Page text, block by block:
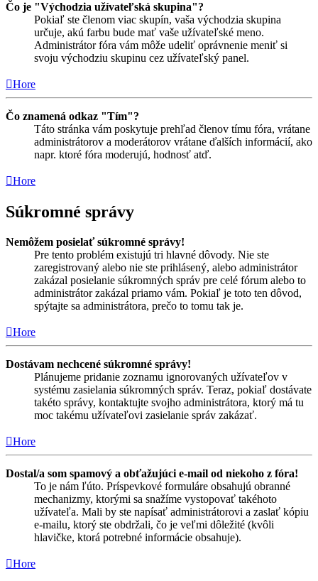
Čo je "Východzia užívateľská skupina"?
Pokiaľ ste členom viac skupín, vaša východzia skupina
určuje, akú farbu bude mať vaše užívateľské meno.
Administrátor fóra vám môže udeliť oprávnenie meniť si
svoju východziu skupinu cez užívateľský panel.
Hore
Čo znamená odkaz "Tím"?
Táto stránka vám poskytuje prehľad členov tímu fóra, vrátane
administrátorov a moderátorov vrátane ďalších informácií, ako
napr. ktoré fóra moderujú, hodnosť atď.
Hore
Súkromné správy
Nemôžem posielať súkromné správy!
Pre tento problém existujú tri hlavné dôvody. Nie ste
zaregistrovaný alebo nie ste prihlásený, alebo administrátor
zakázal posielanie súkromných správ pre celé fórum alebo to
administrátor zakázal priamo vám. Pokiaľ je toto ten dôvod,
spýtajte sa administrátora, prečo to tomu tak je.
Hore
Dostávam nechcené súkromné správy!
Plánujeme pridanie zoznamu ignorovaných užívateľov v
systému zasielania súkromných správ. Teraz, pokiaľ dostávate
takéto správy, kontaktujte svojho administrátora, ktorý má tu
moc takému užívateľovi zasielanie správ zakázať.
Hore
Dostal/a som spamový a obťažujúci e-mail od niekoho z fóra!
To je nám ľúto. Príspevkové formuláre obsahujú obranné
mechanizmy, ktorými sa snažíme vystopovať takéhoto
užívateľa. Mali by ste napísať administrátorovi a zaslať kópiu
e-mailu, ktorý ste obdržali, čo je veľmi dôležité (kvôli
hlavičke, ktorá potrebné informácie obsahuje).
Hore